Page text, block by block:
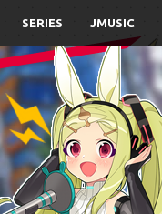
SERIES JMUSIC